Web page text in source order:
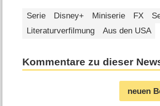
Serie Disney+ Miniserie FX
Literaturverfilmung
Aus den USA
Kommentare zu dieser
neuen